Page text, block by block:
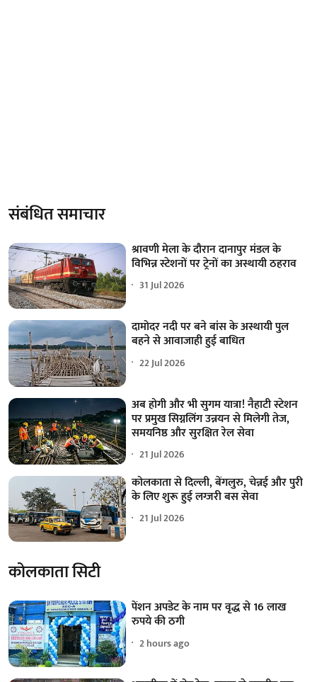
संबंधित समाचार
श्रावणी मेला के दौरान दानापुर मंडल के
विभिन्न स्टेशनों पर ट्रेनों का अस्थायी ठहराव
31 Jul 2026
दामोदर नदी पर बने बांस के अस्थायी पुल
बहने से आवाजाही हुई बाधित
22 Jul 2026
अब होगी और भी सुगम यात्रा! नैहाटी स्टेशन
पर प्रमुख सिग्नलिंग उन्नयन से मिलेगी तेज,
समयनिष्ठ और सुरक्षित रेल सेवा
21 Jul 2026
कोलकाता से दिल्ली, बेंगलुरु, चेन्नई और पुरी
के लिए शुरू हुई लग्जरी बस सेवा
21 Jul 2026
कोलकाता सिटी
पेंशन अपडेट के नाम पर वृद्ध से 16 लाख
रुपये की ठगी
2 hours ago